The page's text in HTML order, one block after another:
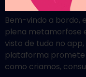
Bem-vindo a bordo,
plena metamorfose
visto de tudo no
plataforma promete
como criamos,